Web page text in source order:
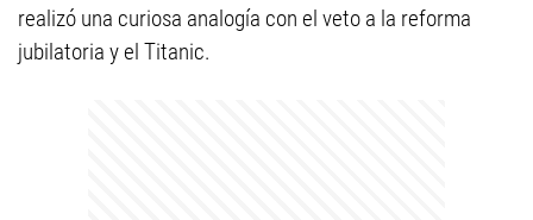
realizó una curiosa analogía con el veto a la reforma
jubilatoria y el Titanic.